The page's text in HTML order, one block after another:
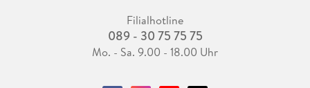
Filialhotline
089 - 30 75 75 75
Mo. - Sa. 9.00 - 18.00 Uhr